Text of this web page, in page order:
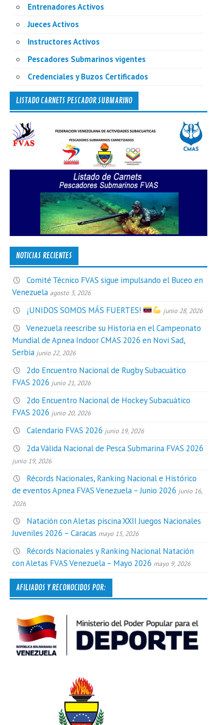
Entrenadores Activos
Jueces Activos
Instructores Activos
Pescadores Submarinos vigentes
Credenciales y Buzos Certificados
LISTADO CARNETS PESCADOR SUBMARINO
NOTICIAS RECIENTES
Comité Técnico FVAS sigue impulsando el Buceo en
Venezuela agosto 3, 2026
¡UNIDOS SOMOS MÁS FUERTES! junio 28, 2026
Venezuela reescribe su Historia en el Campeonato
Mundial de Apnea Indoor CMAS 2026 en Novi Sad,
Serbia junio 22, 2026
2do Encuentro Nacional de Rugby Subacuático
FVAS 2026 junio 21, 2026
2do Encuentro Nacional de Hockey Subacuático
FVAS 2026 junio 20, 2026
Calendario FVAS 2026 junio 19, 2026
2da Válida Nacional de Pesca Submarina FVAS 2026
junio 19, 2026
Récords Nacionales, Ranking Nacional e Histórico
de eventos Apnea FVAS Venezuela – Junio 2026 junio 16,
2026
Natación con Aletas piscina XXII Juegos Nacionales
Juveniles 2026 – Caracas mayo 15, 2026
Récords Nacionales y Ranking Nacional Natación
con Aletas FVAS Venezuela – Mayo 2026 mayo 9, 2026
AFILIADOS Y RECONOCIDOS POR: